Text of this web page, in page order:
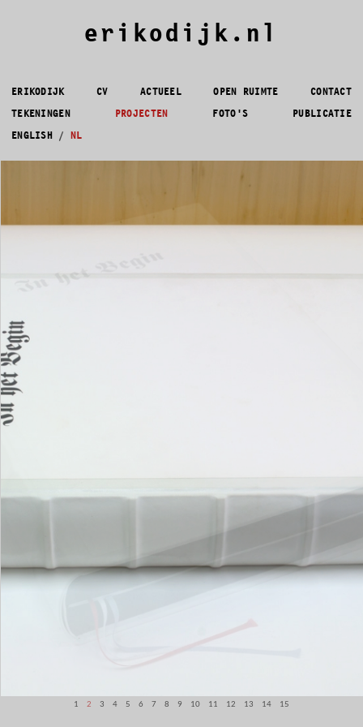
erikodijk.nl
ERIKODIJK CV ACTUEEL OPEN RUIMTE
CONTACT
TEKENINGEN
PROJECTEN FOTO'S
PUBLICATIE
ENGLISH
/ NL
1 2 3 4 5 6 7 8 9 10 11 12 13 14 15